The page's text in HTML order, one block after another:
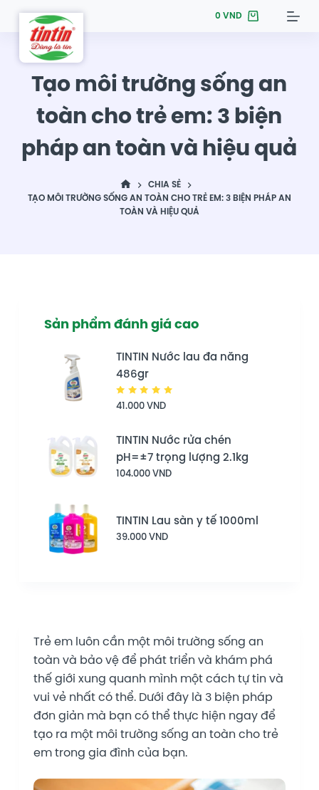
S
0VND
Tạo môi trường sống an
toàn cho trẻ em: 3 biện
pháp an toàn và hiệu quả
CHIA SẺ
TẠO MÔI TRƯỜNG SỐNG AN TOÀN CHO TRẺ EM: 3 BIỆN PHÁP AN
TOÀN VÀ HIỆU QUẢ
Trẻ em luôn cần một môi trường sống an
toàn và bảo vệ để phát triển và khám phá
thế giới xung quanh mình một cách tự tin và
vui vẻ nhất có thể. Dưới đây là 3 biện pháp
đơn giản mà bạn có thể thực hiện ngay để
tạo ra một môi trường sống an toàn cho trẻ
em trong gia đình của bạn.
Sản phẩm đánh giá cao
TINTIN Nước lau đa năng
486gr
xếp hạng
41.000VND
TINTIN Nước rửa chén
pH=±7 trọng lượng 2.1kg
104.000VND
TINTIN Lau sàn y tế 1000ml
39.000VND